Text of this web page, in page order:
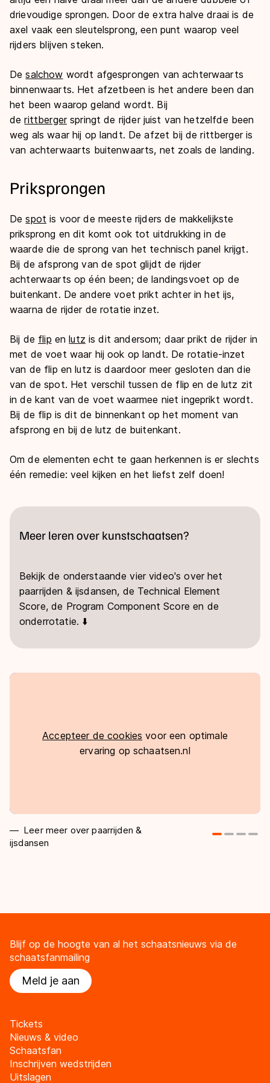
drievoudige sprongen. Door de extra halve draai is de
axel vaak een sleutelsprong, een punt waarop veel
rijders blijven steken.
Desalchow wordt afgesprongen van achterwaarts
binnenwaarts. Het afzetbeen is het andere been dan
het been waarop geland wordt. Bij
derittbergerspringt de rijder juist van hetzelfde been
weg als waar hij op landt. De afzet bij de rittberger is
van achterwaarts buitenwaarts, net zoals de landing.
Priksprongen
Despot is voor de meeste rijders de makkelijkste
priksprong en dit komt ook tot uitdrukking in de
waarde die de sprong van het technisch panel krijgt.
Bij de afsprong van de spot glijdt de rijder
achterwaarts op één been; de landingsvoet op de
buitenkant. De andere voet prikt achter in het ijs,
waarna de rijder de rotatie inzet.
Bij de flip enlutz is dit andersom; daar prikt de rijder in
met de voet waar hij ook op landt. De rotatie-inzet
van de flip en lutz is daardoor meer gesloten dan die
van de spot. Het verschil tussen de flip en de lutz zit
in de kant van de voet waarmee niet ingeprikt wordt.
Bij de flip is dit de binnenkant op het moment van
afsprong en bij de lutz de buitenkant.
Om de elementen echt te gaan herkennen is er slechts
één remedie: veel kijken en het liefst zelf doen!
Meer leren over kunstschaatsen?
Bekijk de onderstaande vier video's over het
paarrijden & ijsdansen, de Technical Element
Score, de Program Component Score en de
onderrotatie. ⬇️
Accepteer de cookies voor een optimale
ervaring op schaatsen.nl
Leer meer over paarrijden &
ijsdansen
Blijf op de hoogte van al het schaatsnieuws via de
schaatsfanmailing
Meld je aan
Tickets
Nieuws & video
Schaatsfan
Inschrijven wedstrijden
Uitslagen